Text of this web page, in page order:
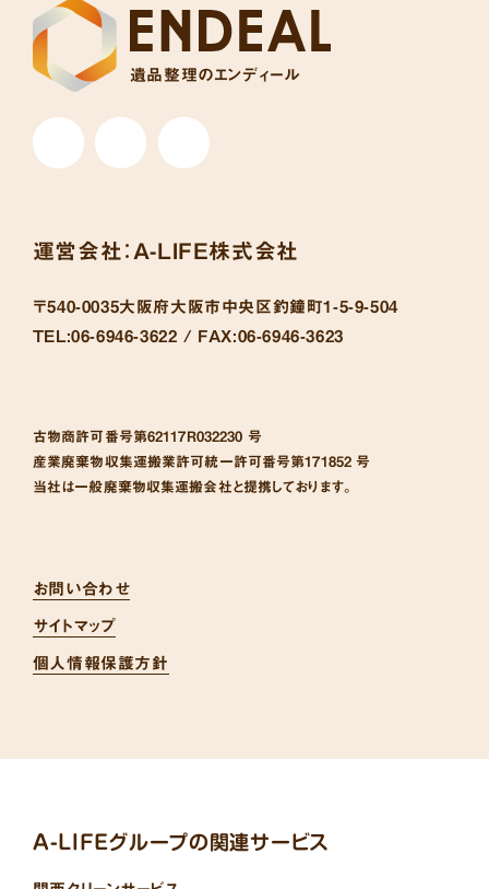
遺品整理のエンディール
運営会社： A-LIFE株式会社
〒540-0035大阪府大阪市中央区釣鐘町1-5-9-504
TEL:06-6946-3622 / FAX:06-6946-3623
古物商許可番号第62117R032230 号
産業廃棄物収集運搬業許可統一許可番号第171852 号
当社は一般廃棄物収集運搬会社と提携しております。
お問い合わせ
サイトマップ
個人情報保護方針
A-LIFEグループの関連サービス